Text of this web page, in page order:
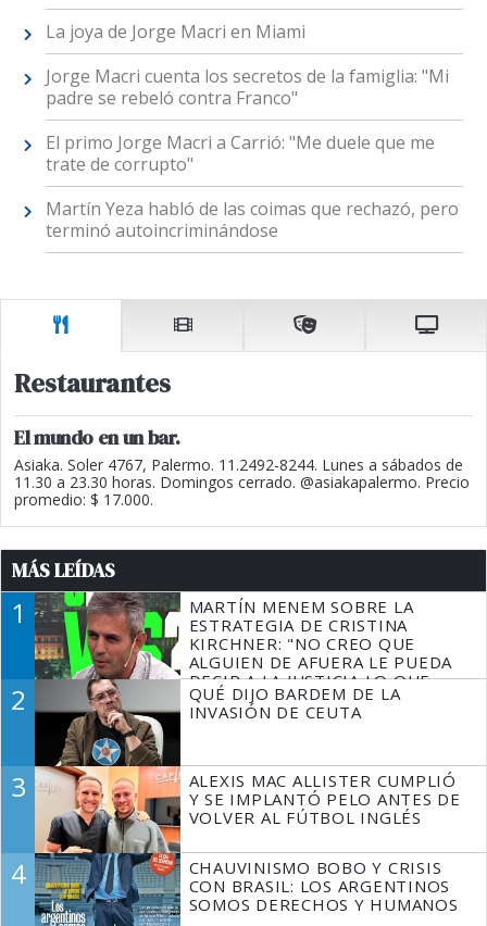
La joya de Jorge Macri en Miami
Jorge Macri cuenta los secretos de la famiglia: "Mi
padre se rebeló contra Franco"
El primo Jorge Macri a Carrió: "Me duele que me
trate de corrupto"
Martín Yeza habló de las coimas que rechazó, pero
terminó autoincriminándose
Restaurantes
El mundo en un bar.
Asiaka. Soler 4767, Palermo. 11.2492-8244. Lunes a sábados de
11.30 a 23.30 horas. Domingos cerrado. @asiakapalermo. Precio
promedio: $ 17.000.
MÁS LEÍDAS
1
MARTÍN MENEM SOBRE LA
ESTRATEGIA DE CRISTINA
KIRCHNER: "NO CREO QUE
ALGUIEN DE AFUERA LE PUEDA
DECIR A LA JUSTICIA LO QUE
TIENE QUE HACER"
2
QUÉ DIJO BARDEM DE LA
INVASIÓN DE CEUTA
3
ALEXIS MAC ALLISTER CUMPLIÓ
Y SE IMPLANTÓ PELO ANTES DE
VOLVER AL FÚTBOL INGLÉS
4
CHAUVINISMO BOBO Y CRISIS
CON BRASIL: LOS ARGENTINOS
SOMOS DERECHOS Y HUMANOS